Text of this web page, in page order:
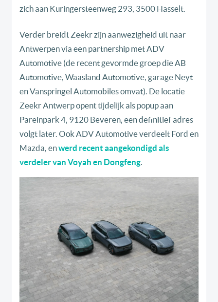
zich aan Kuringersteenweg 293, 3500 Hasselt.
Verder breidt Zeekr zijn aanwezigheid uit naar
Antwerpen via een partnership met ADV
Automotive (de recent gevormde groep die AB
Automotive, Waasland Automotive, garage Neyt
en Vanspringel Automobiles omvat). De locatie
Zeekr Antwerp opent tijdelijk als popup aan
Pareinpark 4, 9120 Beveren, een definitief adres
volgt later. Ook ADV Automotive verdeelt Ford en
Mazda, enwerd recent aangekondigd als
verdeler van Voyah en Dongfeng.